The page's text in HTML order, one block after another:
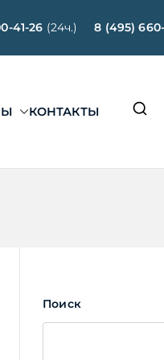
41-26 (24ч.)8 (495)
КОНТАКТЫ
Поиск